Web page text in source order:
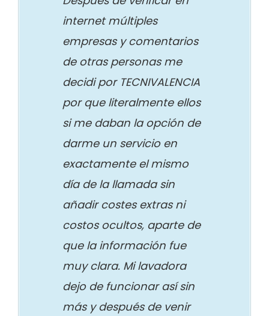
internet múltiples
empresas y comentarios
de otras personas me
decidi por TECNIVALENCIA
por que literalmente ellos
si me daban la opción de
darme un servicio en
exactamente el mismo
día de la llamada sin
añadir costes extras ni
costos ocultos, aparte de
que la información fue
muy clara. Mi lavadora
dejo de funcionar así sin
más y después de venir